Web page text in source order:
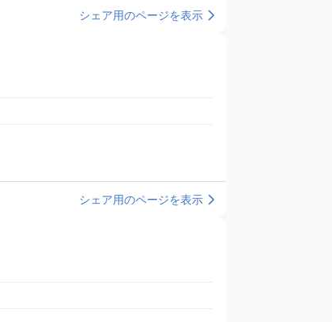
シェア用のページを表示
シェア用のページを表示